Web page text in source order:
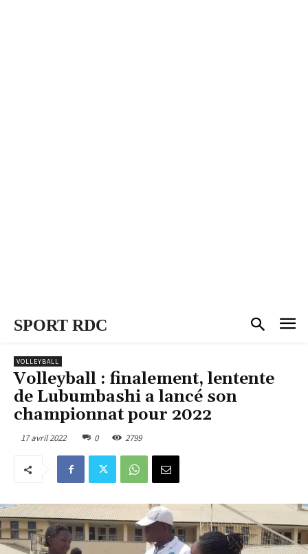
SPORT RDC
VOLLEYBALL
Volleyball : finalement, lentente
de Lubumbashi a lancé son
championnat pour 2022
17 avril 2022 0 2799